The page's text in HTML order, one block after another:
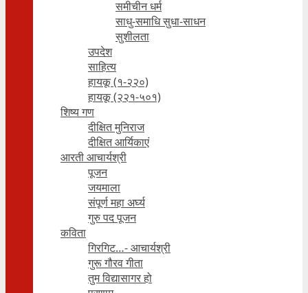
समीचीन धर्म
साधु-समाधि सुधा-साधन
सुशीलता
उपदेश
साहित्य
हायकू (१‍-२२०)
हायकू (२२१-५०१)
शिष्य गण
दीक्षित मुनिराज
दीक्षित आर्यिकाएं
आरती आचार्यश्री
पूजन
जयमाला
संपूर्ण महा अर्घ्य
गुरु पद पूजन
कविता
गिरगिट…- आचार्यश्री
गुरू गौरव गीता
तुम विद्यासागर हो